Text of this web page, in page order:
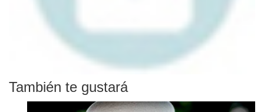
También te gustará